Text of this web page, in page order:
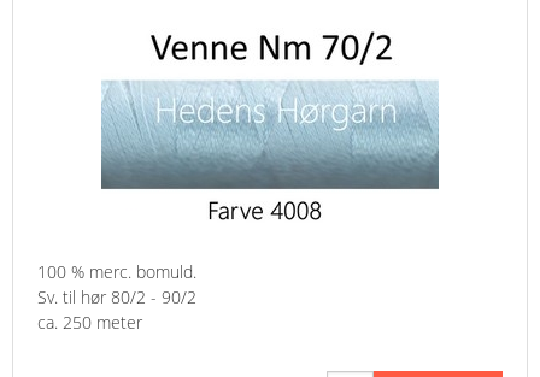
100 % merc. bomuld.
Sv. til hør 80/2 - 90/2
ca. 250 meter